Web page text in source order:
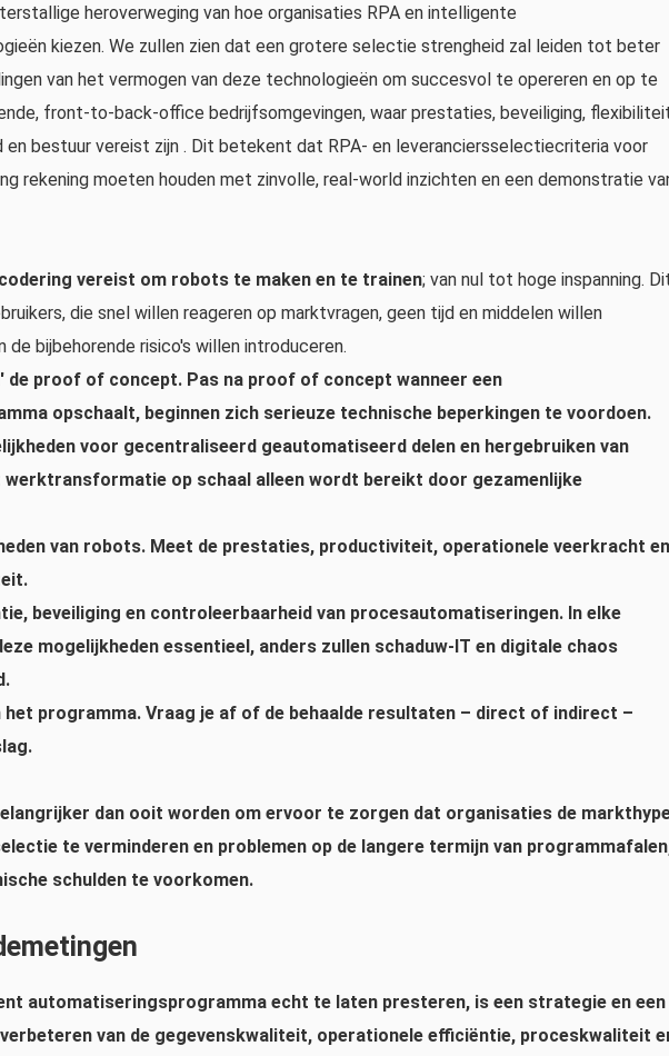
heroverweging van hoe organisaties RPA en intelligente
kiezen. We zullen zien dat een grotere selectie strengheid zal leiden tot beter
van het vermogen van deze technologieën om succesvol te opereren en op te
front-to-back-office bedrijfsomgevingen, waar prestaties, beveiliging,
en bestuur vereist zijn . Dit betekent dat RPA- en leveranciersselectiecriteria voor
rekening moeten houden met zinvolle, real-world inzichten en een demonstratie
vereist om robots te maken en te trainen; van nul tot hoge inspanning.
die snel willen reageren op marktvragen, geen tijd en middelen willen
de bijbehorende risico's willen introduceren.
de proof of concept. Pas na proof of concept wanneer een
opschaalt, beginnen zich serieuze technische beperkingen te voordoen.
voor gecentraliseerd geautomatiseerd delen en hergebruiken van
op schaal alleen wordt bereikt door gezamenlijke
van robots. Meet de prestaties, productiviteit, operationele veerkracht en
beveiliging en controleerbaarheid van procesautomatiseringen. In elke
mogelijkheden essentieel, anders zullen schaduw-IT en digitale chaos
het programma. Vraag je af of de behaalde resultaten – direct of indirect –
dan ooit worden om ervoor te zorgen dat organisaties de
te verminderen en problemen op de langere termijn van
schulden te voorkomen.
automatiseringsprogramma echt te laten presteren, is een strategie en een
van de gegevenskwaliteit, operationele efficiëntie, proceskwaliteit